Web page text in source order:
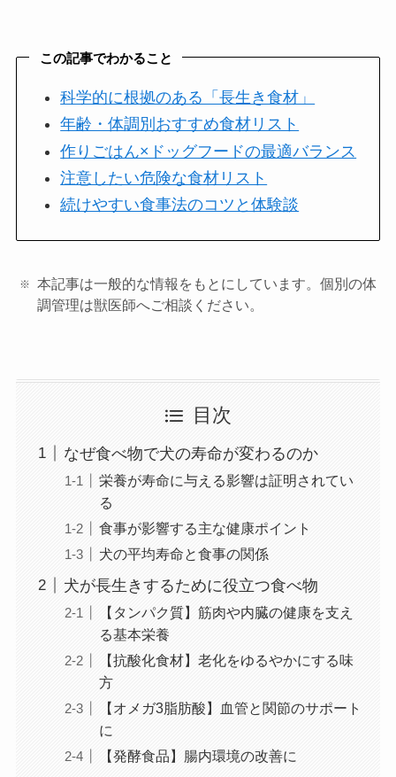
この記事でわかること
科学的に根拠のある「長生き食材」
年齢・体調別おすすめ食材リスト
作りごはん×ドッグフードの最適バランス
注意したい危険な食材リスト
続けやすい食事法のコツと体験談
本記事は一般的な情報をもとにしています。個別の体
調管理は獣医師へご相談ください。
目次
なぜ食べ物で犬の寿命が変わるのか
栄養が寿命に与える影響は証明されてい
る
食事が影響する主な健康ポイント
犬の平均寿命と食事の関係
犬が長生きするために役立つ食べ物
【タンパク質】筋肉や内臓の健康を支え
る基本栄養
【抗酸化食材】老化をゆるやかにする味
方
【オメガ3脂肪酸】血管と関節のサポート
に
【発酵食品】腸内環境の改善に